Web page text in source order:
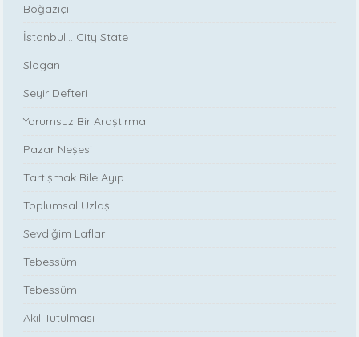
Boğaziçi
İstanbul... City State
Slogan
Seyir Defteri
Yorumsuz Bir Araştırma
Pazar Neşesi
Tartışmak Bile Ayıp
Toplumsal Uzlaşı
Sevdiğim Laflar
Tebessüm
Tebessüm
Akıl Tutulması